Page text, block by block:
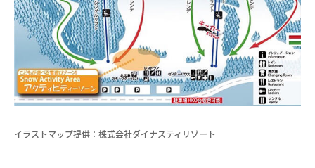
イラストマップ提供：株式会社ダイナスティリゾート